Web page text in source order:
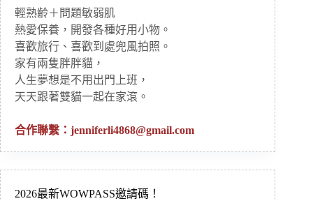
輕熟齡＋問題敏弱肌
熱愛保養，開發各種好用小物。
喜歡旅行、喜歡到處兜風拍照。
家有兩隻胖胖貓，
人生夢想是不用出門上班，
天天跟著雙貓一起在家滾。
合作聯繫： jenniferli4868@gmail.com
2026最新WOWPASS邀請碼！